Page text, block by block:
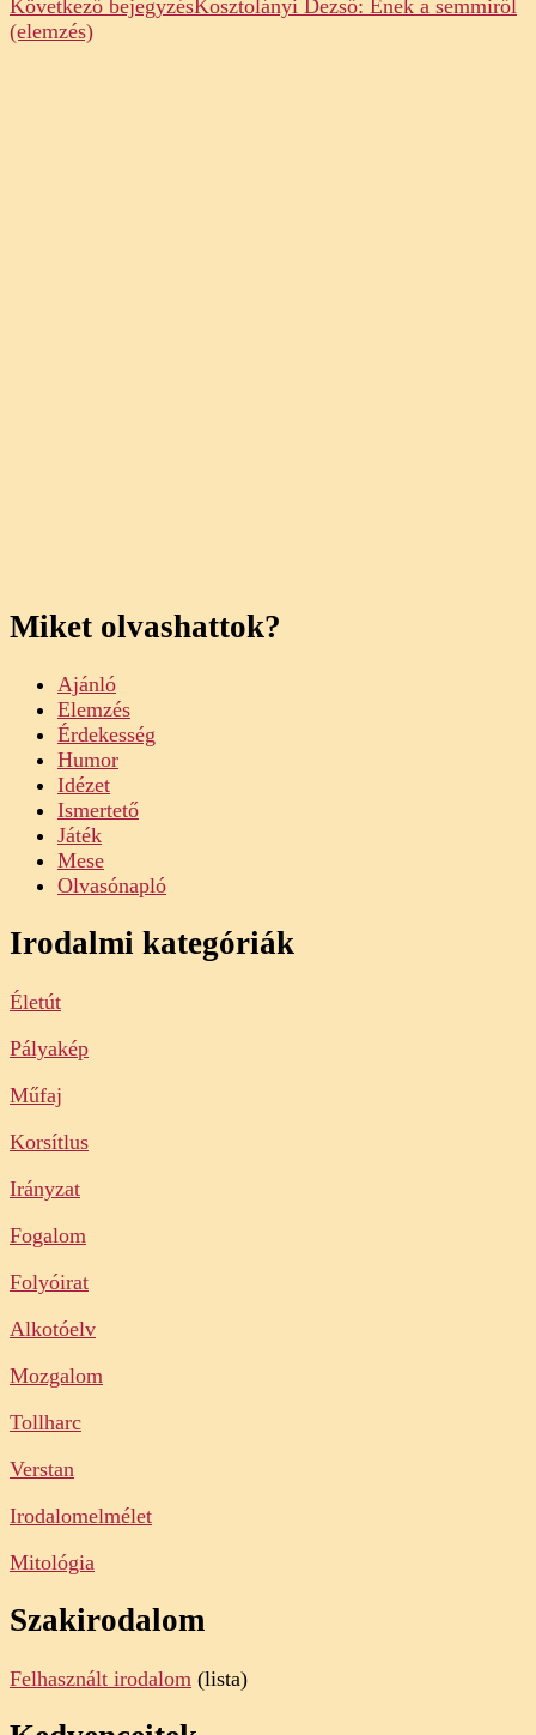
Következő bejegyzésKosztolányi Dezső: Ének a semmiről
(elemzés)
Miket olvashattok?
Ajánló
Elemzés
Érdekesség
Humor
Idézet
Ismertető
Játék
Mese
Olvasónapló
Irodalmi kategóriák
Életút
Pályakép
Műfaj
Korsítlus
Irányzat
Fogalom
Folyóirat
Alkotóelv
Mozgalom
Tollharc
Verstan
Irodalomelmélet
Mitológia
Szakirodalom
Felhasznált irodalom (lista)